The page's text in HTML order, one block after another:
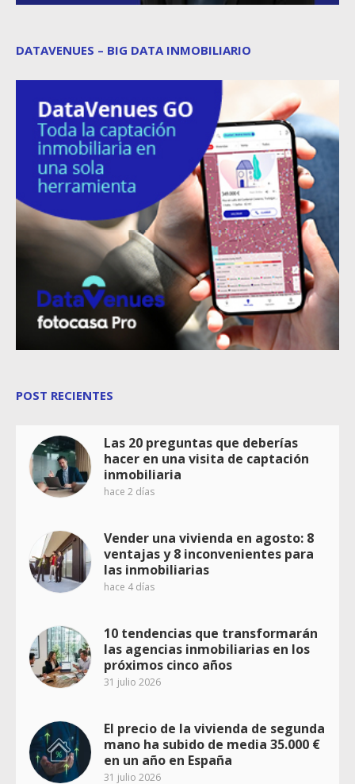
DATAVENUES – BIG DATA INMOBILIARIO
POST RECIENTES
Las 20 preguntas que deberías
hacer en una visita de captación
inmobiliaria
hace 2 días
Vender una vivienda en agosto: 8
ventajas y 8 inconvenientes para
las inmobiliarias
hace 4 días
10 tendencias que transformarán
las agencias inmobiliarias en los
próximos cinco años
31 julio 2026
El precio de la vivienda de segunda
mano ha subido de media 35.000 €
en un año en España
31 julio 2026